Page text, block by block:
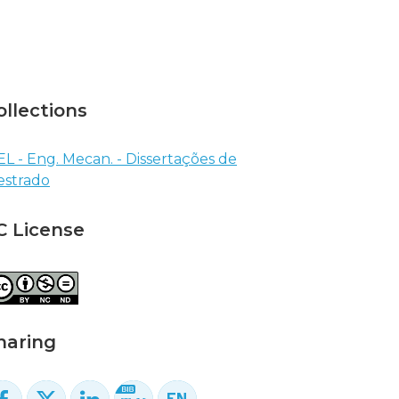
- Eng. Mecan. - Dissertações de
License